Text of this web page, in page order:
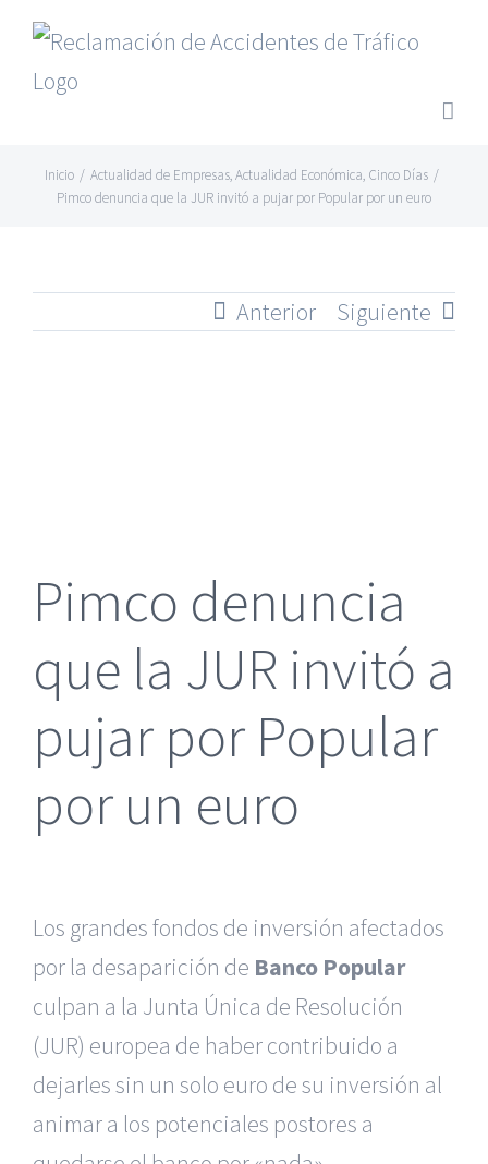
Saltar
contenido
Inicio / Actualidad de Empresas,Actualidad Económica, Cinco Días /
Pimco denuncia que la JUR invitó a pujar por Popular por un euro
Anterior Siguiente
Pimco denuncia
que la JUR invitó a
pujar por Popular
por un euro
Los grandes fondos de inversión afectados
por la desaparición de Banco Popular
culpan a la Junta Única de Resolución
(JUR) europea de haber contribuido a
dejarles sin un solo euro de su inversión al
animar a los potenciales postores a